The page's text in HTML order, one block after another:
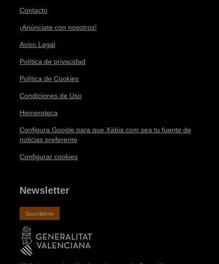
Contacto
¡Anúnciate con nosotros!
Aviso Legal
Política de privacidad
Política de Cookies
Condiciones de Uso
Hemeroteca
Configura Google para que Xàbia.com sea tu fuente de
noticias preferente
Configurar cookies
Newsletter
Suscribirme